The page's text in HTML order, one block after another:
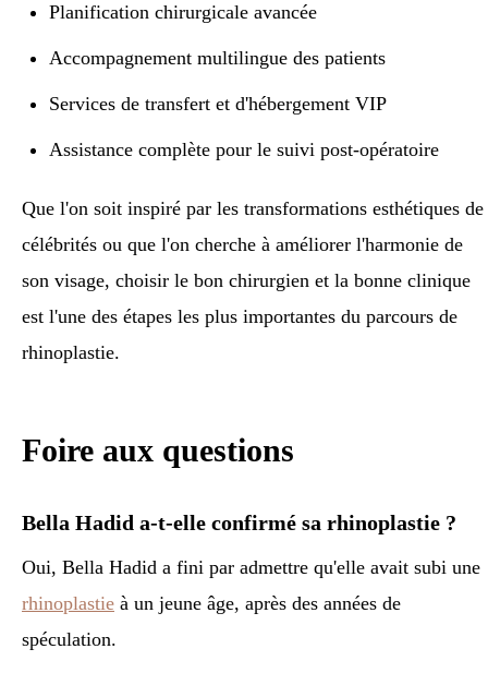
Planification chirurgicale avancée
Accompagnement multilingue des patients
Services de transfert et d'hébergement VIP
Assistance complète pour le suivi post-opératoire
Que l'on soit inspiré par les transformations esthétiques de
célébrités ou que l'on cherche à améliorer l'harmonie de
son visage, choisir le bon chirurgien et la bonne clinique
est l'une des étapes les plus importantes du parcours de
rhinoplastie.
Foire aux questions
Bella Hadid a-t-elle confirmé sa rhinoplastie ?
Oui, Bella Hadid a fini par admettre qu'elle avait subi une
rhinoplastie à un jeune âge, après des années de
spéculation.